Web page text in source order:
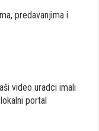
predavanjima i
video uradci imali
portal